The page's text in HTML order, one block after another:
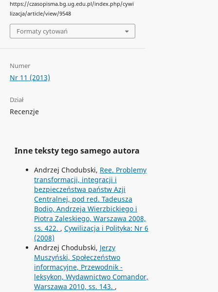
https://czasopisma.bg.ug.edu.pl/index.php/cywi
lizacja/article/view/9548
Formaty cytowań
Numer
Nr 11 (2013)
Dział
Recenzje
Inne teksty tego samego autora
Andrzej Chodubski, Ree. Problemy
transformacji, integracji i
bezpieczeństwa państw Azji
Centralnej, pod red. Tadeusza
Bodio, Andrzeja Wierzbickiego i
Piotra Zaleskiego, Warszawa 2008,
ss. 422. , Cywilizacja i Polityka: Nr 6
(2008)
Andrzej Chodubski, Jerzy
Muszyński, Społeczeństwo
informacyjne, Przewodnik -
leksykon, Wydawnictwo Comandor,
Warszawa 2010, ss. 143. ,